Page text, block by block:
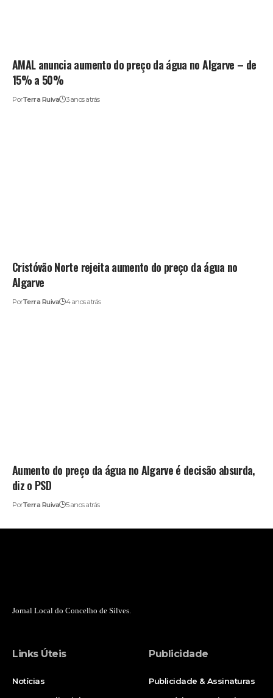
AMAL anuncia aumento do preço da água no Algarve – de
15% a 50%
PorTerra Ruiva 3 anos atrás
Cristóvão Norte rejeita aumento do preço da água no
Algarve
PorTerra Ruiva 4 anos atrás
Aumento do preço da água no Algarve é decisão absurda,
diz o PSD
PorTerra Ruiva 5 anos atrás
Jornal Local do Concelho de Silves.
Links Úteis
Notícias
Publicidade
Publicidade & Assinaturas